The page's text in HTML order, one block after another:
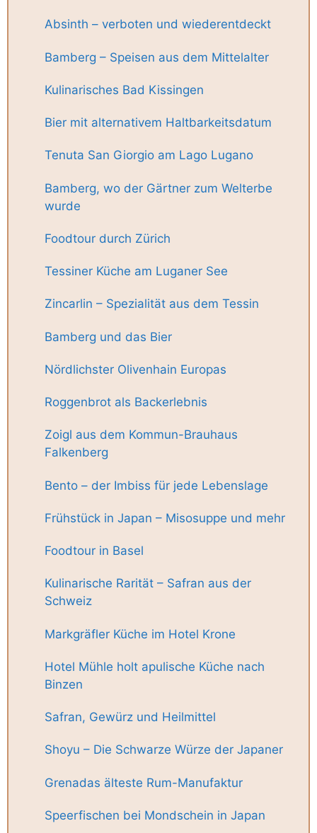
Absinth – verboten und wiederentdeckt
Bamberg – Speisen aus dem Mittelalter
Kulinarisches Bad Kissingen
Bier mit alternativem Haltbarkeitsdatum
Tenuta San Giorgio am Lago Lugano
Bamberg, wo der Gärtner zum Welterbe
wurde
Foodtour durch Zürich
Tessiner Küche am Luganer See
Zincarlin – Spezialität aus dem Tessin
Bamberg und das Bier
Nördlichster Olivenhain Europas
Roggenbrot als Backerlebnis
Zoigl aus dem Kommun-Brauhaus
Falkenberg
Bento – der Imbiss für jede Lebenslage
Frühstück in Japan – Misosuppe und mehr
Foodtour in Basel
Kulinarische Rarität – Safran aus der
Schweiz
Markgräfler Küche im Hotel Krone
Hotel Mühle holt apulische Küche nach
Binzen
Safran, Gewürz und Heilmittel
Shoyu – Die Schwarze Würze der Japaner
Grenadas älteste Rum-Manufaktur
Speerfischen bei Mondschein in Japan